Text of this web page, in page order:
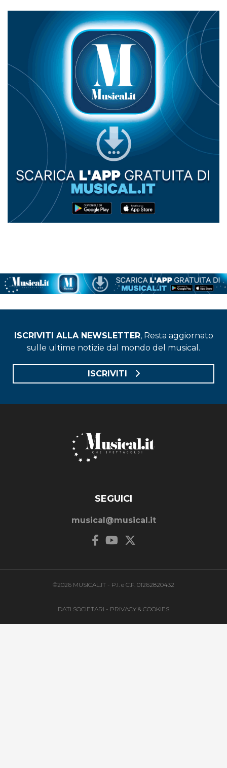
ISCRIVITI ALLA NEWSLETTER, Resta aggiornato
sulle ultime notizie dal mondo del musical.
ISCRIVITI
SEGUICI
musical@musical.it
©2026 MUSICAL.IT - P.I. e C.F. 01262820432
DATI SOCIETARI - PRIVACY & COOKIES